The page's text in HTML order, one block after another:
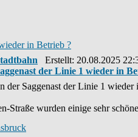
in Betrieb ?
Erstellt: 20.08.2025
der Linie 1 wieder in
der Saggenast der Linie 1 wieder
Straße wurden einige sehr